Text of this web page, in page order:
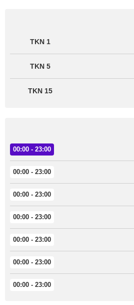
1 TKN
5 TKN
15 TKN
23:00 - 00:00
23:00 - 00:00
23:00 - 00:00
23:00 - 00:00
23:00 - 00:00
23:00 - 00:00
23:00 - 00:00